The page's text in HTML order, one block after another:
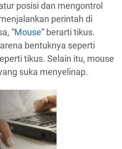
posisi dan mengontrol
perintah di
“Mouse” berarti tikus.
bentuknya seperti
tikus. Selain itu, mouse
suka menyelinap.